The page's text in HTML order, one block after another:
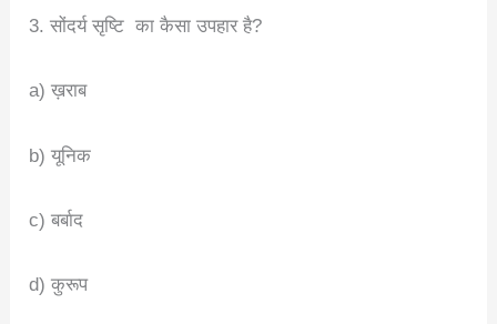
3. सोंदर्य सृष्टि का कैसा उपहार है?
a) ख़राब
b) यूनिक
c) बर्बाद
d) कुरूप